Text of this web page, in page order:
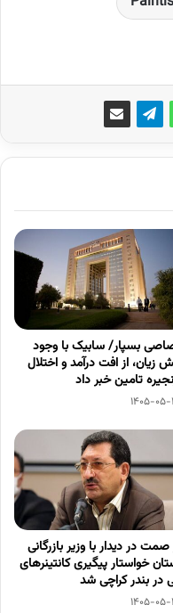
بسپار/ سابیک با وجود
زیان، از افت درآمد و اختلال
تامین خبر داد
1405-05-
صمت در دیدار با وزیر بازرگانی
خواستار پیگیری کانتینرهای
در بندر کراچی شد
1405-05-